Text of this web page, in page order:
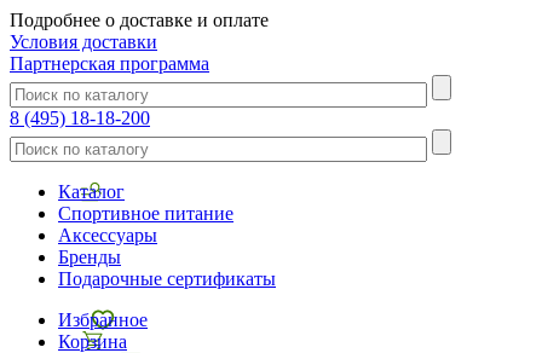
Подробнее о доставке и оплате
Условия доставки
Партнерская программа
8 (495) 18-18-200
Каталог
Спортивное питание
Аксессуары
Бренды
Подарочные сертификаты
Избранное
Корзина